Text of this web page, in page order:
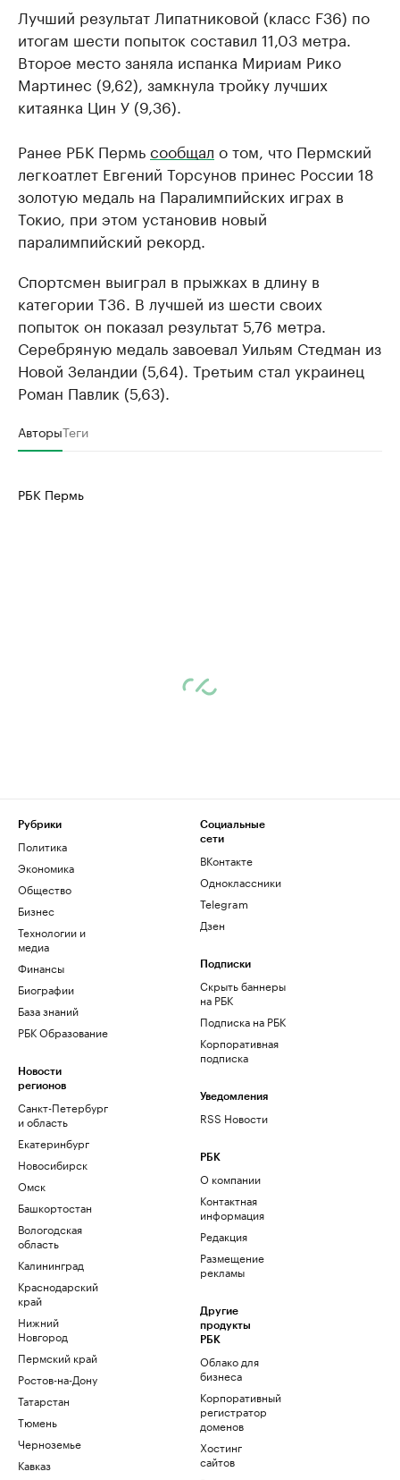
Лучший результат Липатниковой (класс F36) по
итогам шести попыток составил 11,03 метра.
Второе место заняла испанка Мириам Рико
Мартинес (9,62), замкнула тройку лучших
китаянка Цин У (9,36).
Ранее РБК Пермьсообщал о том, что Пермский
легкоатлет Евгений Торсунов принес России 18
золотую медаль на Паралимпийских играх в
Токио, при этом установив новый
паралимпийский рекорд.
Спортсмен выиграл в прыжках в длину в
категории T36. В лучшей из шести своих
попыток он показал результат 5,76 метра.
Серебряную медаль завоевал Уильям Стедман из
Новой Зеландии (5,64). Третьим стал украинец
Роман Павлик (5,63).
АвторыТеги
РБК Пермь
Рубрики
Политика
Экономика
Общество
Бизнес
Технологии и
медиа
Финансы
Биографии
База знаний
РБК Образование
Новости
регионов
Санкт-Петербург
и область
Екатеринбург
Новосибирск
Омск
Башкортостан
Вологодская
область
Калининград
Краснодарский
край
Нижний
Новгород
Пермский край
Ростов-на-Дону
Татарстан
Тюмень
Черноземье
Кавказ
Социальные
сети
ВКонтакте
Одноклассники
Telegram
Дзен
Подписки
Скрыть баннеры
на РБК
Подписка на РБК
Корпоративная
подписка
Уведомления
RSS Новости
РБК
О компании
Контактная
информация
Редакция
Размещение
рекламы
Другие
продукты
РБК
Облако для
бизнеса
Корпоративный
регистратор
доменов
Хостинг
сайтов